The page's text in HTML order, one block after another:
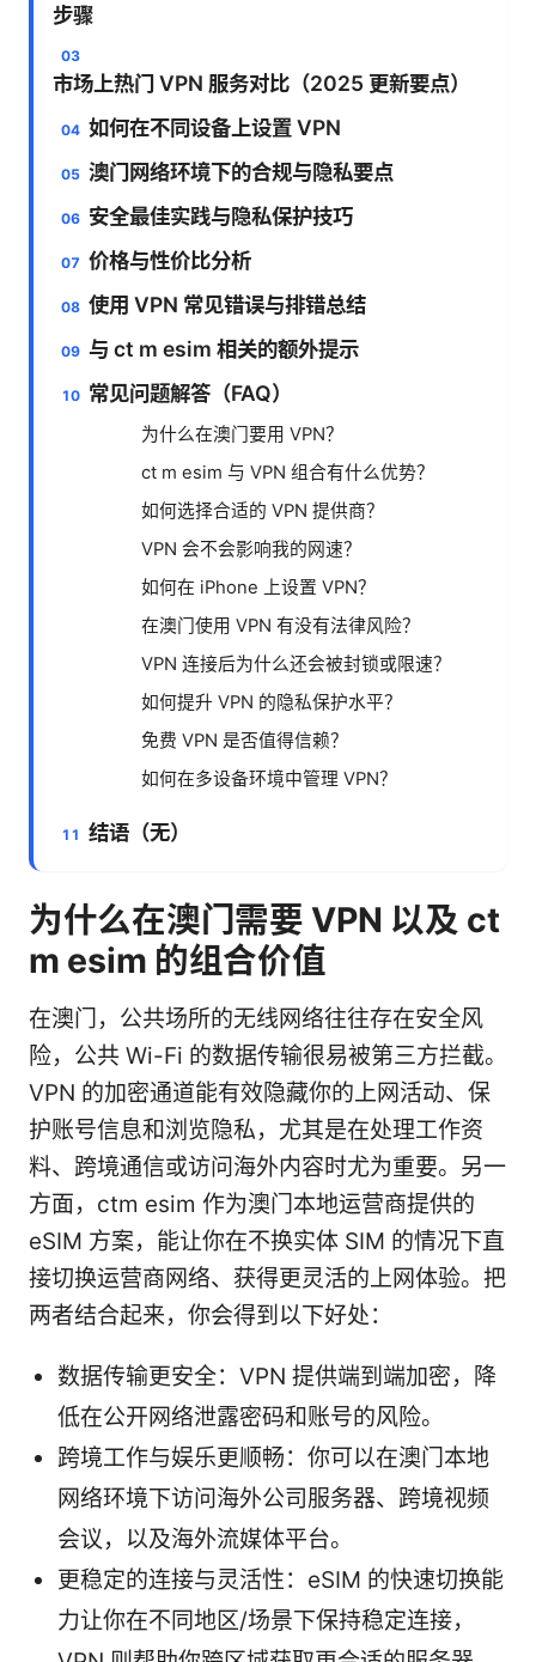
步骤
市场上热门 VPN 服务对比（2025 更新要点）
如何在不同设备上设置 VPN
澳门网络环境下的合规与隐私要点
安全最佳实践与隐私保护技巧
价格与性价比分析
使用 VPN 常见错误与排错总结
与 ct m esim 相关的额外提示
常见问题解答（FAQ）
为什么在澳门要用 VPN？
ct m esim 与 VPN 组合有什么优势？
如何选择合适的 VPN 提供商？
VPN 会不会影响我的网速？
如何在 iPhone 上设置 VPN？
在澳门使用 VPN 有没有法律风险？
VPN 连接后为什么还会被封锁或限速？
如何提升 VPN 的隐私保护水平？
免费 VPN 是否值得信赖？
如何在多设备环境中管理 VPN？
结语（无）
为什么在澳门需要 VPN 以及 ct
m esim 的组合价值
在澳门，公共场所的无线网络往往存在安全风
险，公共 Wi-Fi 的数据传输很易被第三方拦截。
VPN 的加密通道能有效隐藏你的上网活动、保
护账号信息和浏览隐私，尤其是在处理工作资
料、跨境通信或访问海外内容时尤为重要。另一
方面，ctm esim 作为澳门本地运营商提供的
eSIM 方案，能让你在不换实体 SIM 的情况下直
接切换运营商网络、获得更灵活的上网体验。把
两者结合起来，你会得到以下好处：
数据传输更安全：VPN 提供端到端加密，降
低在公开网络泄露密码和账号的风险。
跨境工作与娱乐更顺畅：你可以在澳门本地
网络环境下访问海外公司服务器、跨境视频
会议，以及海外流媒体平台。
更稳定的连接与灵活性：eSIM 的快速切换能
力让你在不同地区/场景下保持稳定连接，